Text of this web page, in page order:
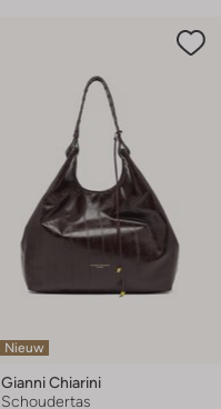
Nieuw
Gianni Chiarini
Schoudertas